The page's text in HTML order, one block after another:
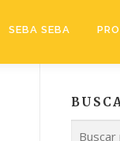
SEBA SEBA